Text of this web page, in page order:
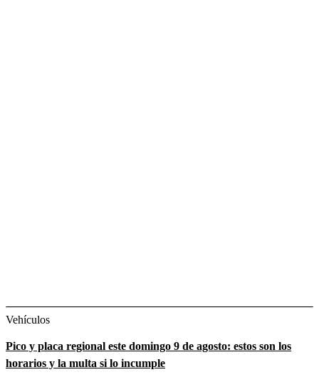
Vehículos
Pico y placa regional este domingo 9 de agosto: estos son los
horarios y la multa si lo incumple